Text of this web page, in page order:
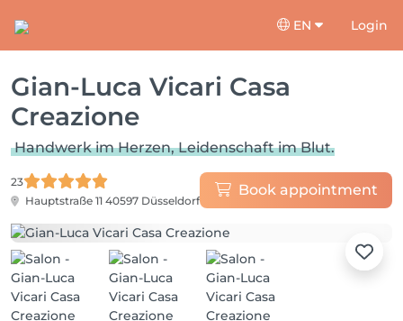
EN Login
Gian-Luca Vicari Casa
Creazione
Handwerk im Herzen, Leidenschaft im Blut.
23
Hauptstraße 11 40597 Düsseldorf
Book appointment